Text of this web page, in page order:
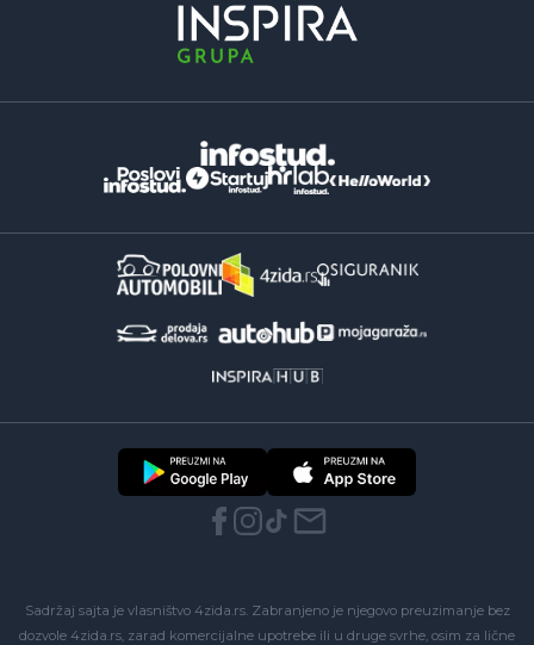
Sadržaj sajta je vlasništvo 4zida.rs. Zabranjeno je njegovo preuzimanje bez
dozvole 4zida.rs, zarad komercijalne upotrebe ili u druge svrhe, osim za lične